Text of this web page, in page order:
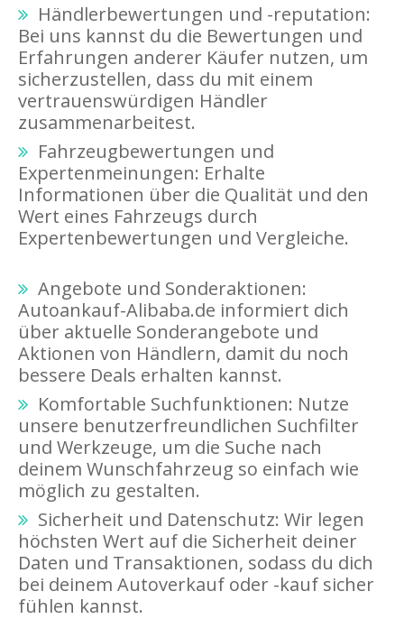
Händlerbewertungen und -reputation:
Bei uns kannst du die Bewertungen und
Erfahrungen anderer Käufer nutzen, um
sicherzustellen, dass du mit einem
vertrauenswürdigen Händler
zusammenarbeitest.
Fahrzeugbewertungen und
Expertenmeinungen: Erhalte
Informationen über die Qualität und den
Wert eines Fahrzeugs durch
Expertenbewertungen und Vergleiche.
Angebote und Sonderaktionen:
Autoankauf-Alibaba.de informiert dich
über aktuelle Sonderangebote und
Aktionen von Händlern, damit du noch
bessere Deals erhalten kannst.
Komfortable Suchfunktionen: Nutze
unsere benutzerfreundlichen Suchfilter
und Werkzeuge, um die Suche nach
deinem Wunschfahrzeug so einfach wie
möglich zu gestalten.
Sicherheit und Datenschutz: Wir legen
höchsten Wert auf die Sicherheit deiner
Daten und Transaktionen, sodass du dich
bei deinem Autoverkauf oder -kauf sicher
fühlen kannst.